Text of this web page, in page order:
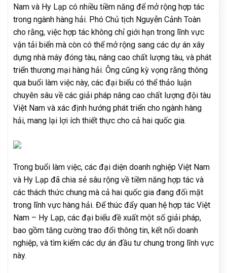
Nam và Hy Lạp có nhiều tiềm năng để mở rộng hợp tác
trong ngành hàng hải. Phó Chủ tịch Nguyễn Cảnh Toàn
cho rằng, việc hợp tác không chỉ giới hạn trong lĩnh vực
vận tải biển mà còn có thể mở rộng sang các dự án xây
dựng nhà máy đóng tàu, nâng cao chất lượng tàu, và phát
triển thương mại hàng hải. Ông cũng kỳ vọng rằng thông
qua buổi làm việc này, các đại biểu có thể thảo luận
chuyên sâu về các giải pháp nâng cao chất lượng đội tàu
Việt Nam và xác định hướng phát triển cho ngành hàng
hải, mang lại lợi ích thiết thực cho cả hai quốc gia.
Trong buổi làm việc, các đại diện doanh nghiệp Việt Nam
và Hy Lạp đã chia sẻ sâu rộng về tiềm năng hợp tác và
các thách thức chung mà cả hai quốc gia đang đối mặt
trong lĩnh vực hàng hải. Để thúc đẩy quan hệ hợp tác Việt
Nam – Hy Lạp, các đại biểu đề xuất một số giải pháp,
bao gồm tăng cường trao đổi thông tin, kết nối doanh
nghiệp, và tìm kiếm các dự án đầu tư chung trong lĩnh vực
này.